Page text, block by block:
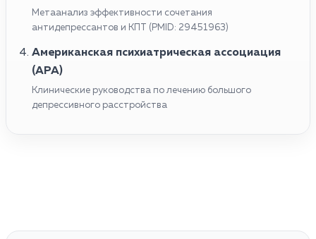
Метаанализ эффективности сочетания
антидепрессантов и КПТ (PMID: 29451963)
Американская психиатрическая ассоциация
(APA)
Клинические руководства по лечению большого
депрессивного расстройства